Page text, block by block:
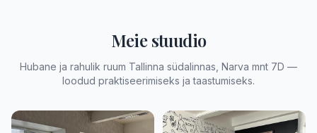
Meie stuudio
Hubane ja rahulik ruum Tallinna südalinnas, Narva mnt 7D —
loodud praktiseerimiseks ja taastumiseks.